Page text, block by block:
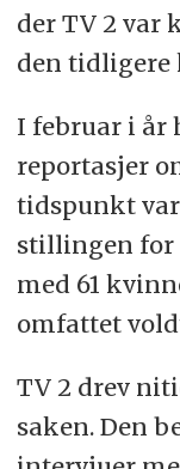
der TV 2 var
den tidligere
I februar i år
reportasjer
tidspunkt
stillingen for
med 61
omfattet
TV 2 drev
saken. Den